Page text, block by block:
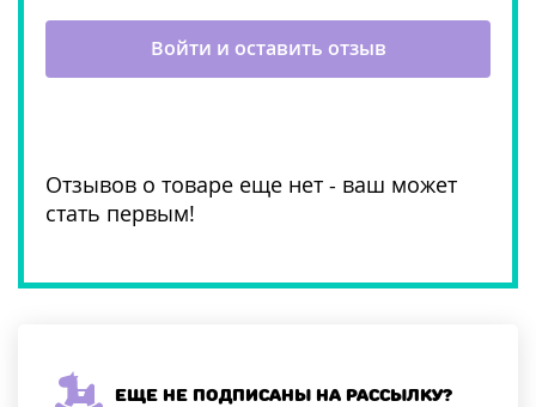
Отзывов о товаре еще нет - ваш может
стать первым!
Войти и оставить отзыв
Еще не подписаны на рассылку?